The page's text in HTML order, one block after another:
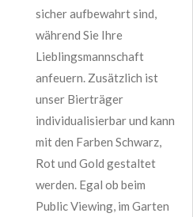
sicher aufbewahrt sind,
während Sie Ihre
Lieblingsmannschaft
anfeuern. Zusätzlich ist
unser Bierträger
individualisierbar und kann
mit den Farben Schwarz,
Rot und Gold gestaltet
werden. Egal ob beim
Public Viewing, im Garten